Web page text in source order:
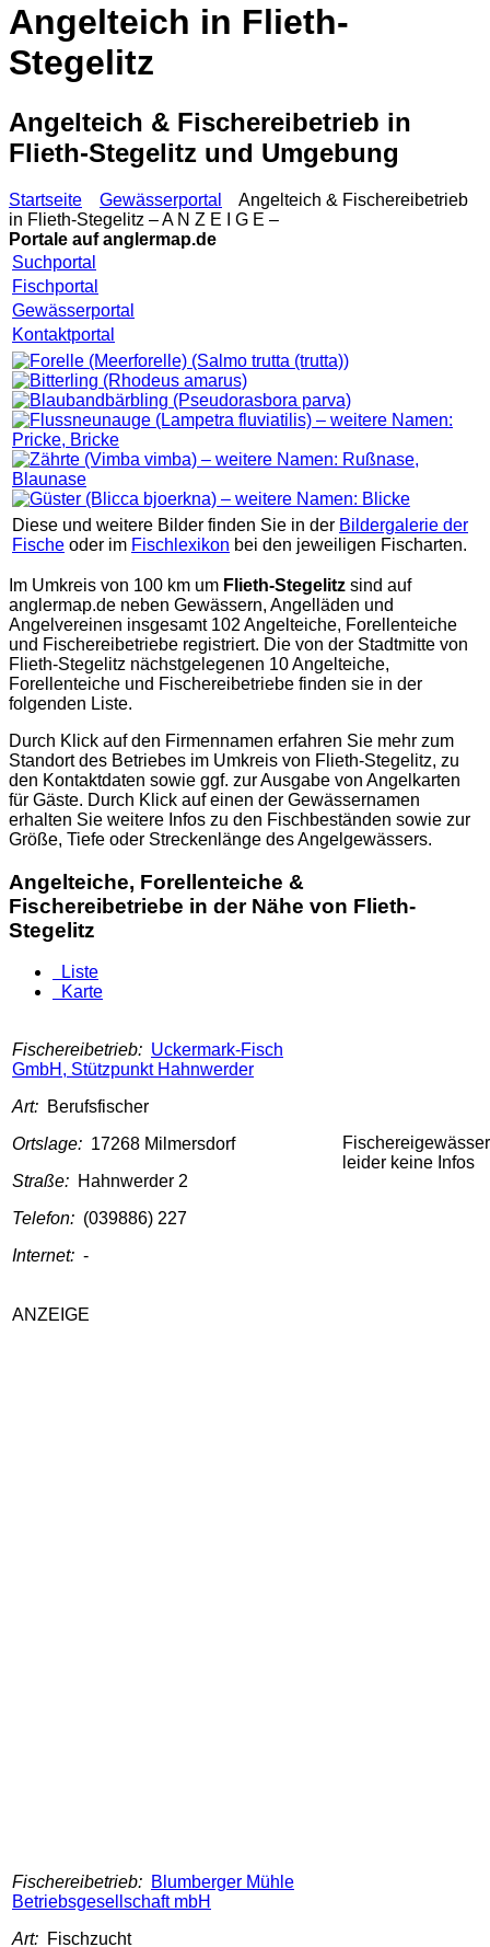
Angelteich in Flieth-
Stegelitz
Angelteich & Fischereibetrieb in
Flieth-Stegelitz und Umgebung
Startseite Gewässerportal
Angelteich & Fischereibetrieb
in Flieth-Stegelitz – A N Z E I G E –
Portale aufanglermap.de
Suchportal
Fischportal
Gewässerportal
Kontaktportal
Diese und weitere Bilder finden Sie in der Bildergalerie der
Fische oder im Fischlexikon bei den jeweiligen Fischarten.
Im Umkreis von 100 km um Flieth-Stegelitz sind auf
anglermap.de neben Gewässern, Angelläden und
Angelvereinen insgesamt 102 Angelteiche, Forellenteiche
und Fischereibetriebe registriert. Die von der Stadtmitte von
Flieth-Stegelitz nächstgelegenen 10 Angelteiche,
Forellenteiche und Fischereibetriebe finden sie in der
folgenden Liste.
Durch Klick auf den Firmennamen erfahren Sie mehr zum
Standort des Betriebes im Umkreis von Flieth-Stegelitz, zu
den Kontaktdaten sowie ggf. zur Ausgabe von Angelkarten
für Gäste. Durch Klick auf einen der Gewässernamen
erhalten Sie weitere Infos zu den Fischbeständen sowie zur
Größe, Tiefe oder Streckenlänge des Angelgewässers.
Angelteiche, Forellenteiche &
Fischereibetriebe in der Nähe von Flieth-
Stegelitz
Liste
Karte
Fischereibetrieb: Uckermark-Fisch
GmbH, Stützpunkt Hahnwerder
Art: Berufsfischer
Ortslage: 17268 Milmersdorf
Straße: Hahnwerder 2
Telefon: (039886) 227
Internet: -
Fischereigewässer
leider keine Infos
ANZEIGE
Fischereibetrieb: Blumberger Mühle
Betriebsgesellschaft mbH
Art: Fischzucht